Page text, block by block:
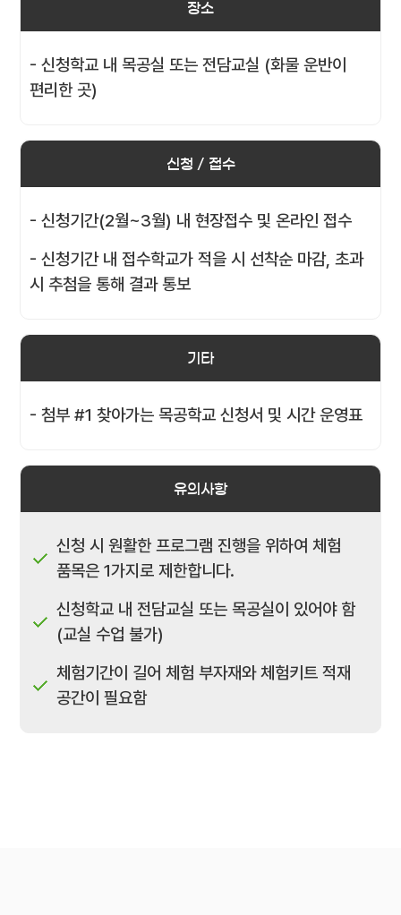
장소
- 신청학교 내 목공실 또는 전담교실 (화물 운반이
편리한 곳)
신청 / 접수
- 신청기간(2월~3월) 내 현장접수 및 온라인 접수
- 신청기간 내 접수학교가 적을 시 선착순 마감, 초과
시 추첨을 통해 결과 통보
기타
- 첨부 #1 찾아가는 목공학교 신청서 및 시간 운영표
유의사항
신청 시 원활한 프로그램 진행을 위하여 체험
품목은 1가지로 제한합니다.
신청학교 내 전담교실 또는 목공실이 있어야 함
(교실 수업 불가)
체험기간이 길어 체험 부자재와 체험키트 적재
공간이 필요함